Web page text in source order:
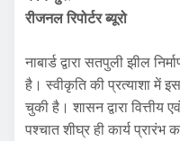
रीजनल रिपोर्टर ब्यूरो
नाबार्ड द्वारा सतपुली झील
है। स्वीकृति की प्रत्याशा में
चुकी है। शासन द्वारा वित्तीय
पश्चात शीघ्र ही कार्य प्रारंभ